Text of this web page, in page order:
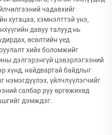
чадавхийг
хугацаа, хэмнэлттэй үнэ,
давуу талууд нь
өсөлтийн үед
хийх боломжийг
дэлгэрэнгүй цэвэрлэгээний
хүнд, найдвартай байдлыг
нэмэгдүүлэх, үйлчлүүлэгчийг
салбар руу өргөжихөд
дэмждэг.